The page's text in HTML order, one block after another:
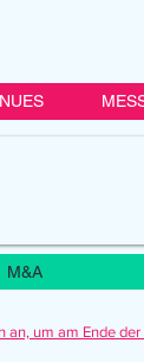
M&A
an, um am Ende